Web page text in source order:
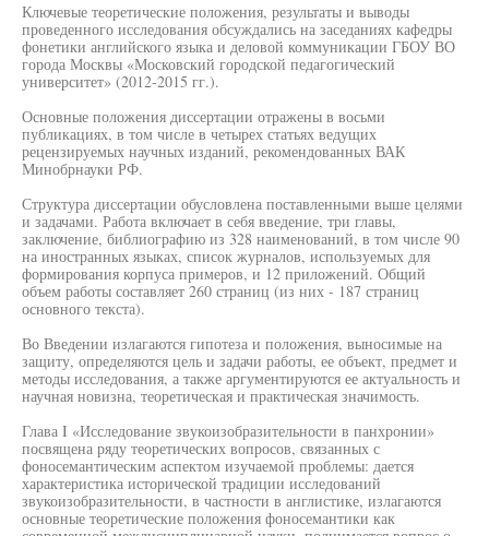
Ключевые теоретические положения, результаты и выводы
проведенного исследования обсуждались на заседаниях кафедры
фонетики английского языка и деловой коммуникации ГБОУ ВО
города Москвы «Московский городской педагогический
университет» (2012-2015 гг.).
Основные положения диссертации отражены в восьми
публикациях, в том числе в четырех статьях ведущих
рецензируемых научных изданий, рекомендованных ВАК
Минобрнауки РФ.
Структура диссертации обусловлена поставленными выше целями
и задачами. Работа включает в себя введение, три главы,
заключение, библиографию из 328 наименований, в том числе 90
на иностранных языках, список журналов, используемых для
формирования корпуса примеров, и 12 приложений. Общий
объем работы составляет 260 страниц (из них - 187 страниц
основного текста).
Во Введении излагаются гипотеза и положения, выносимые на
защиту, определяются цель и задачи работы, ее объект, предмет и
методы исследования, а также аргументируются ее актуальность и
научная новизна, теоретическая и практическая значимость.
Глава I «Исследование звукоизобразительности в панхронии»
посвящена ряду теоретических вопросов, связанных с
фоносемантическим аспектом изучаемой проблемы: дается
характеристика исторической традиции исследований
звукоизобразительности, в частности в англистике, излагаются
основные теоретические положения фоносемантики как